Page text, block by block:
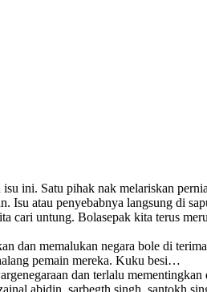
ini. Satu pihak nak melariskan
atau penyebabnya langsung di
cari untung. Bolasepak kita terus
dan memalukan negara bole di
pemain mereka. Kuku besi…
dan terlalu
abidin, sarbegth singh, santokh